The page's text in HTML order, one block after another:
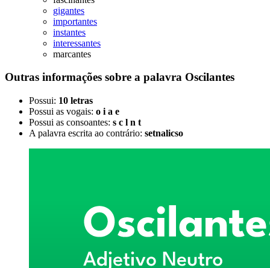
gigantes
importantes
instantes
interessantes
marcantes
Outras informações sobre a palavra Oscilantes
Possui: 10 letras
Possui as vogais: o i a e
Possui as consoantes: s c l n t
A palavra escrita ao contrário: setnalicso